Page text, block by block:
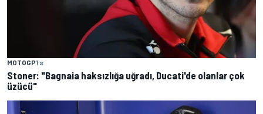
MOTOGP1 s
Stoner: "Bagnaia haksızlığa uğradı, Ducati'de olanlar çok
üzücü"